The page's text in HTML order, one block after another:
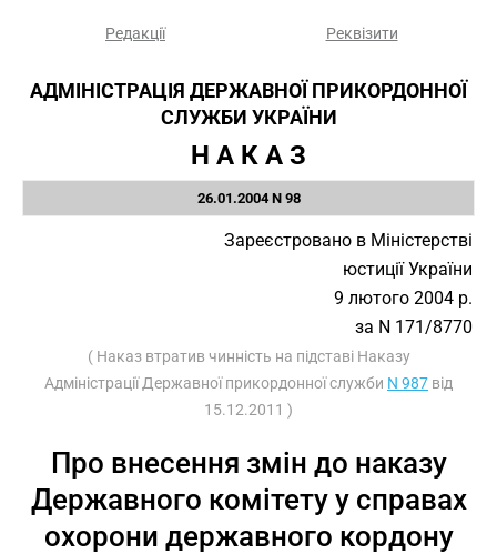
Редакції Реквізити
АДМІНІСТРАЦІЯ ДЕРЖАВНОЇ ПРИКОРДОННОЇ
СЛУЖБИ УКРАЇНИ
Н А К А З
26.01.2004 N 98
Зареєстровано в Міністерстві
юстиції України
9 лютого 2004 р.
за N 171/8770
( Наказ втратив чинність на підставі Наказу
Адміністрації Державної прикордонної служби N 987 від
15.12.2011 )
Про внесення змін до наказу
Державного комітету у справах
охорони державного кордону